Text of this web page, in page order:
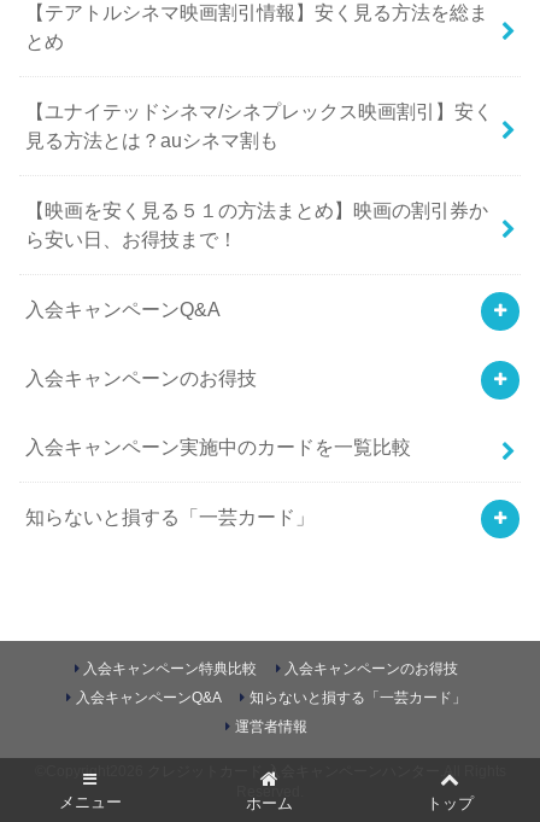
【テアトルシネマ映画割引情報】安く見る方法を総ま
とめ
【ユナイテッドシネマ/シネプレックス映画割引】安く
見る方法とは？auシネマ割も
【映画を安く見る５１の方法まとめ】映画の割引券か
ら安い日、お得技まで！
入会キャンペーンQ&A
入会キャンペーンのお得技
入会キャンペーン実施中のカードを一覧比較
知らないと損する「一芸カード」
入会キャンペーン特典比較
入会キャンペーンのお得技
入会キャンペーンQ&A
知らないと損する「一芸カード」
運営者情報
©Copyright2026 クレジットカード 入会キャンペーンハンター
.All Rights
メニュー ホーム トップ